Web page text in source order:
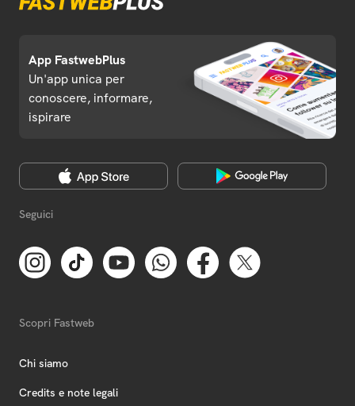
App FastwebPlus
Un'app unica per
conoscere, informare,
ispirare
Seguici
Scopri Fastweb
Chi siamo
Credits e note legali